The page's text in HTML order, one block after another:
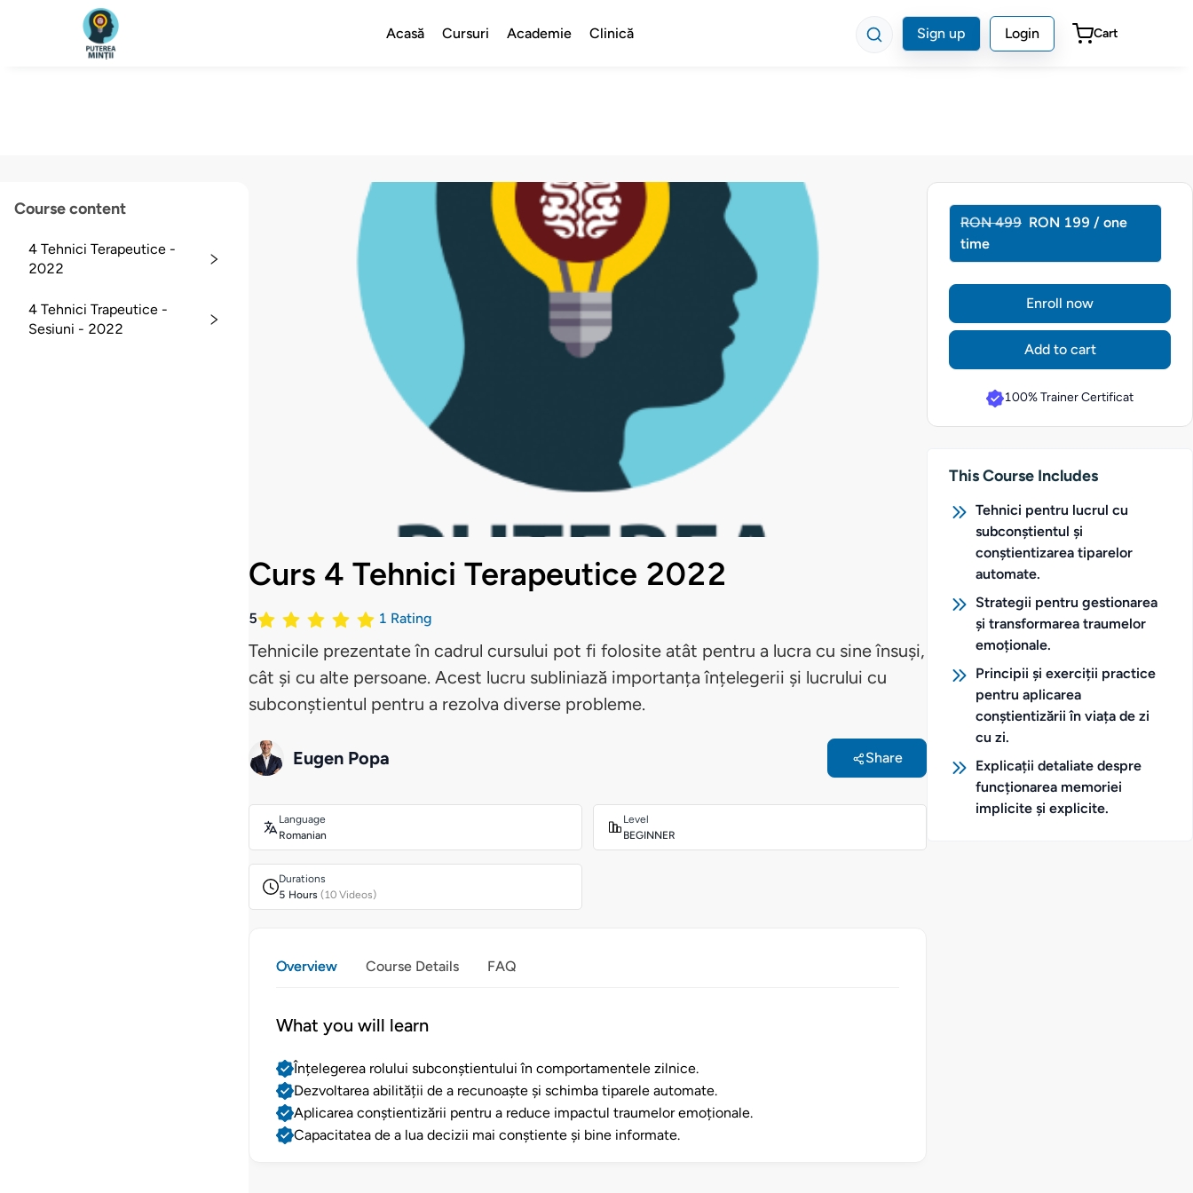
Acasă Cursuri Academie Clinică Sign up Login Cart
Course content
4 Tehnici Terapeutice -
2022
4 Tehnici Trapeutice -
Sesiuni - 2022
Curs 4 Tehnici Terapeutice 2022
5 1 Rating
Tehnicile prezentate în cadrul cursului pot fi folosite atât pentru a lucra cu sine însuși,
cât și cu alte persoane. Acest lucru subliniază importanța înțelegerii și lucrului cu
subconștientul pentru a rezolva diverse probleme.
Eugen Popa Share
Language
Romanian
Level
BEGINNER
Durations
5 Hours (10 Videos)
Overview Course Details FAQ
What you will learn
Înțelegerea rolului subconștientului în comportamentele zilnice.
Dezvoltarea abilității de a recunoaște și schimba tiparele automate.
Aplicarea conștientizării pentru a reduce impactul traumelor emoționale.
Capacitatea de a lua decizii mai conștiente și bine informate.
RON 499 RON 199 / one
time
Enroll now
Add to cart
100% Trainer Certificat
This Course Includes
Tehnici pentru lucrul cu
subconștientul și
conștientizarea tiparelor
automate.
Strategii pentru gestionarea
și transformarea traumelor
emoționale.
Principii și exerciții practice
pentru aplicarea
conștientizării în viața de zi
cu zi.
Explicații detaliate despre
funcționarea memoriei
implicite și explicite.